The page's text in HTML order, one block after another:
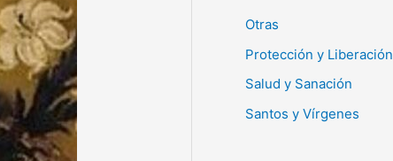
Otras
Protección y Liberación
Salud y Sanación
Santos y Vírgenes